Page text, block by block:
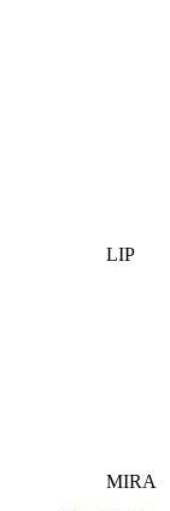
LIP
MIRA